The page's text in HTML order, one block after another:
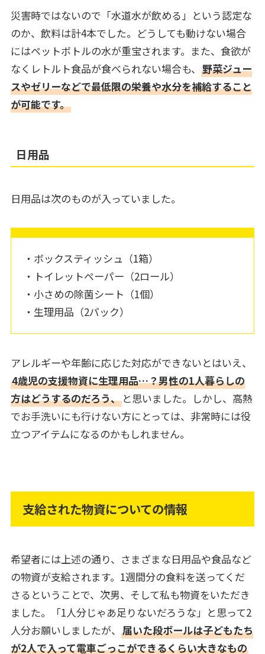
災害時ではないので「水道水が飲める」という認定な
のか、飲料は計4本でした。どうしても動けない場合
にはペットボトルの水が重宝されます。また、食欲が
なくレトルト食品が食べられない場合も、 野菜ジュー
スやゼリーなどで最低限の栄養や水分を補給すること
が可能です。
日用品
日用品は次のものが入っていました。
・ボックスティッシュ（1箱）
・トイレットペーパー（2ロール）
・小さめの除菌シート（1個）
・生理用品（2パック）
アレルギーや年齢に応じた対応ができないとはいえ、
4歳児の支援物資に生理用品…？男性の1人暮らしの
方はどうするのだろう、と思いました。しかし、高熱
でお手洗いにも行けない方にとっては、非常時には役
立つアイテムになるのかもしれません。
支給された物資についての情報
希望者には上述の通り、さまざまな日用品や食品など
の物資が支給されます。1週間分の食料を送ってくだ
さるということで、次男、そして私も物資をいただき
ました。「1人分じゃあ足りないだろうな」と思って2
人分お願いしましたが、 届いた段ボールは子どもたち
が2人で入って電車ごっこができるくらい大きなもの